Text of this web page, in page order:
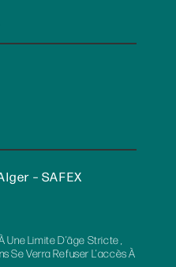
– SAFEX
Limite D’âge Stricte ,
Se Verra Refuser L’accès À